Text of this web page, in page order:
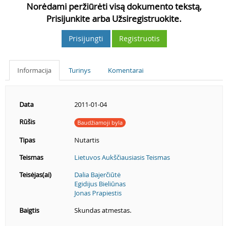
Norėdami peržiūrėti visą dokumento tekstą,
Prisijunkite arba Užsiregistruokite.
Prisijungti Registruotis
Informacija Turinys Komentarai
Data
2011-01-04
Rūšis
Baudžiamoji byla
Tipas
Nutartis
Teismas
Lietuvos Aukščiausiasis Teismas
Teisėjas(ai)
Dalia Bajerčiūtė
Egidijus Bieliūnas
Jonas Prapiestis
Baigtis
Skundas atmestas.